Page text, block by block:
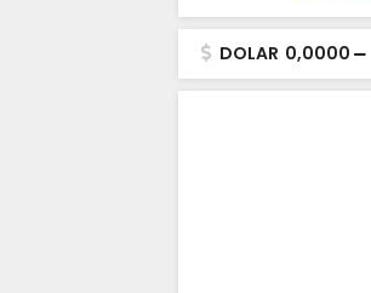
DOLAR 0,0000